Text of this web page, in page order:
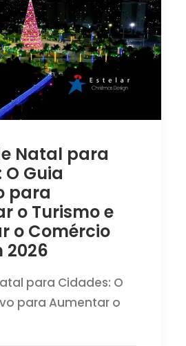
Natal para
Guia
para
o Turismo e
o Comércio
2026
para Cidades: O
para Aumentar o